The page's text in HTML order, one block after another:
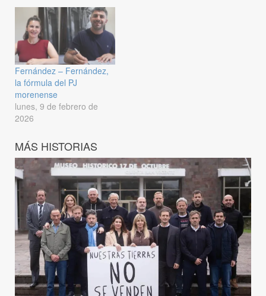
Fernández – Fernández,
la fórmula del PJ
morenense
lunes, 9 de febrero de
2026
MÁS HISTORIAS